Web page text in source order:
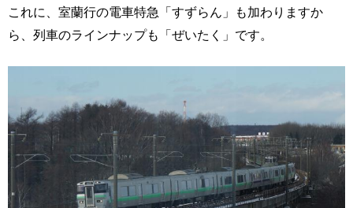
これに、室蘭行の電車特急「すずらん」も加わりますか
ら、列車のラインナップも「ぜいたく」です。